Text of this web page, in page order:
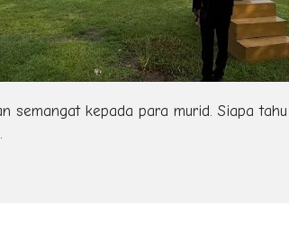
semangat kepada para murid. Siapa